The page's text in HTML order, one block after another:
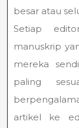
besar atau
Setiap
manuskrip
mereka
paling
artikel ke